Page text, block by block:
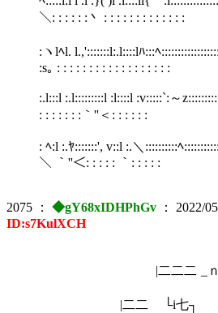
＼: : : : : :丶 : : : : : : : : : : : : :
, : : :
:ヽlﾍl. l.,':::::::l:.l::::lﾊ:::ﾍ
:s｡ : : : : : : : : : : : : : : : : : :
,: : : /
:.l:::l :.l:::::::::l :l::::l :v:::::`:～
: : : : : : :｀''＜: : : : : :
f: : :,'
: ﾍ:l :.ﾔ:::::::', v::l :.＼::::::::::ﾍ
＼ ｀''＜: : : : : ｀: : : : :
2075 ： ◆gY68xIDHPhGv ： 2022/
ID:s7KulXCH
|二二二 _ｎ
//: : : :
|二二 └i七┐ や「